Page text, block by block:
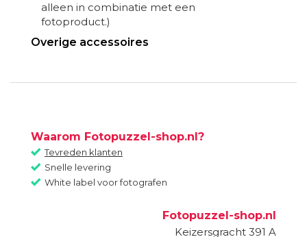
alleen in combinatie met een
fotoproduct.)
Overige accessoires
Waarom Fotopuzzel-shop.nl?
Tevreden klanten
Snelle levering
White label voor fotografen
Fotopuzzel-shop.nl
Keizersgracht 391 A